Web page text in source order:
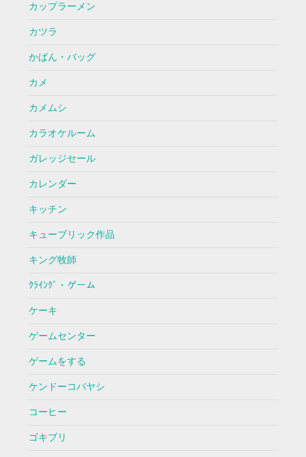
カップラーメン
カツラ
かばん・バッグ
カメ
カメムシ
カラオケルーム
ガレッジセール
カレンダー
キッチン
キューブリック作品
キング牧師
ｸﾗｲﾝｸﾞ・ゲーム
ケーキ
ゲームセンター
ゲームをする
ケンドーコバヤシ
コーヒー
ゴキブリ